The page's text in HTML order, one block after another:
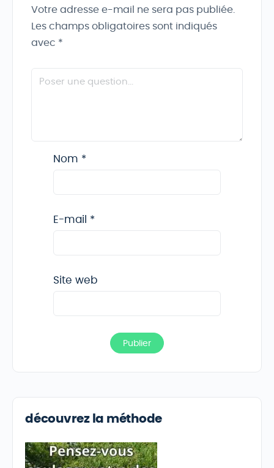
Votre adresse e-mail ne sera pas publiée.
Les champs obligatoires sont indiqués
avec *
Nom *
E-mail *
Site web
découvrez la méthode